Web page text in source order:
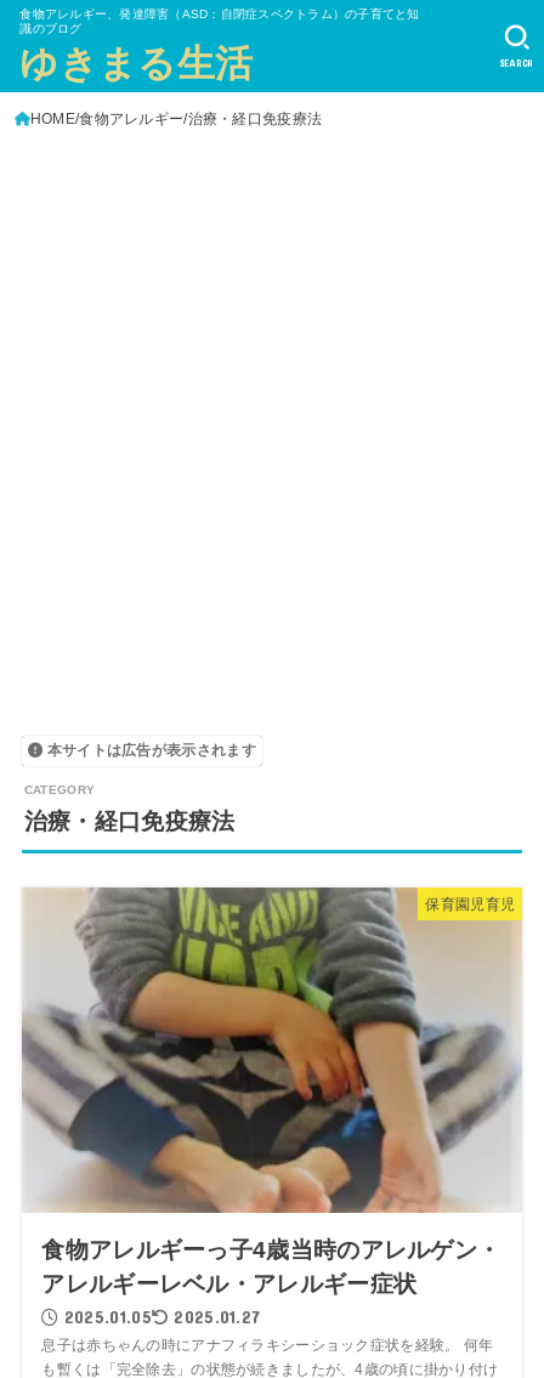
食物アレルギー、発達障害（ASD：自閉症スペクトラム）の子育てと知
識のブログ
ゆきまる生活 SEARCH
HOME 食物アレルギー 治療・経口免疫療法
本サイトは広告が表示されます
治療・経口免疫療法
保育園児育児
食物アレルギーっ子4歳当時のアレルゲン・
アレルギーレベル・アレルギー症状
2025.01.05 2025.01.27
息子は赤ちゃんの時にアナフィラキシーショック症状を経験。 何年
も暫くは「完全除去」の状態が続きましたが、4歳の頃に掛かり付け